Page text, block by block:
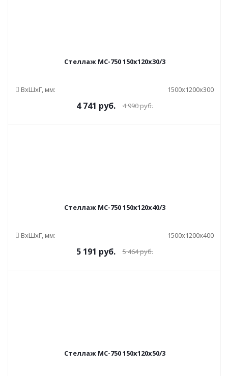
Стеллаж МС-750 150x120x30/3
ВxШxГ, мм: 1500x1200x300
4 741 руб. 4 990руб.
Стеллаж МС-750 150x120x40/3
ВxШxГ, мм: 1500x1200x400
5 191 руб. 5 464руб.
Стеллаж МС-750 150x120x50/3